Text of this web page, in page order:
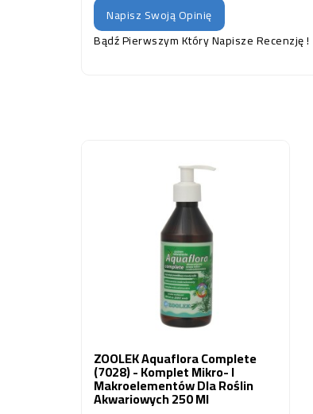
Napisz Swoją Opinię
Bądź Pierwszym Który Napisze Recenzję !
ZOOLEK Aquaflora Complete
(7028) - Komplet Mikro- I
Makroelementów Dla Roślin
Akwariowych 250 Ml